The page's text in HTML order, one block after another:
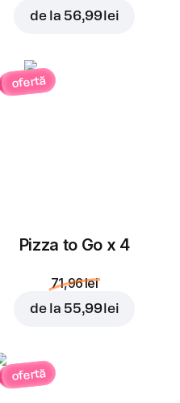
de la 56,99 lei
ofertă
Pizza to Go x 4
71,96 lei
de la 55,99 lei
ofertă